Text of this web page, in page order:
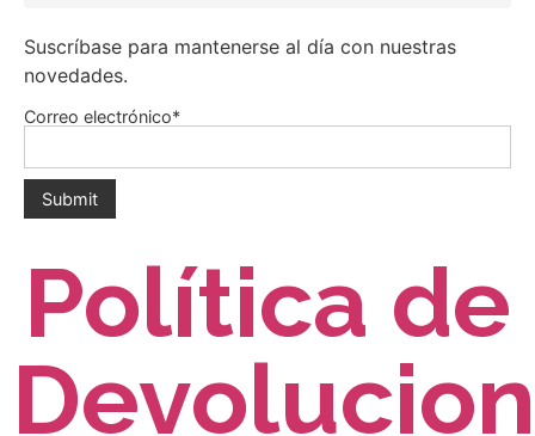
Suscríbase para mantenerse al día con nuestras
novedades.
Correo electrónico*
Política de